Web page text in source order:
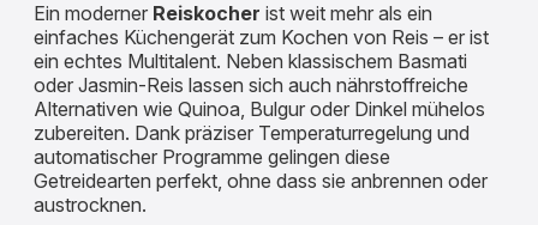
Ein moderner Reiskocher ist weit mehr als ein
einfaches Küchengerät zum Kochen von Reis – er ist
ein echtes Multitalent. Neben klassischem Basmati
oder Jasmin-Reis lassen sich auch nährstoffreiche
Alternativen wie Quinoa, Bulgur oder Dinkel mühelos
zubereiten. Dank präziser Temperaturregelung und
automatischer Programme gelingen diese
Getreidearten perfekt, ohne dass sie anbrennen oder
austrocknen.